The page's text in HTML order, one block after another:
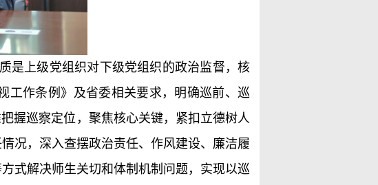
是上级党组织对下级党组织的政治监督，核
工作条例》及省委相关要求，明确巡前、巡
握巡察定位，聚焦核心关键，紧扣立德树人
况，深入查摆政治责任、作风建设、廉洁履
式解决师生关切和体制机制问题，实现以巡